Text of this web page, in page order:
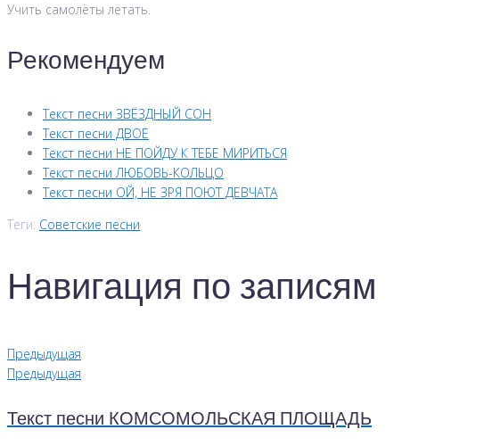
Учить самолёты летать.
Рекомендуем
Текст песни ЗВЁЗДНЫЙ СОН
Текст песни ДВОЕ
Текст песни НЕ ПОЙДУ К ТЕБЕ МИРИТЬСЯ
Текст песни ЛЮБОВЬ-КОЛЬЦО
Текст песни ОЙ, НЕ ЗРЯ ПОЮТ ДЕВЧАТА
Теги: Советские песни
Навигация по записям
Предыдущая
Предыдущая
Текст песни КОМСОМОЛЬСКАЯ ПЛОЩАДЬ